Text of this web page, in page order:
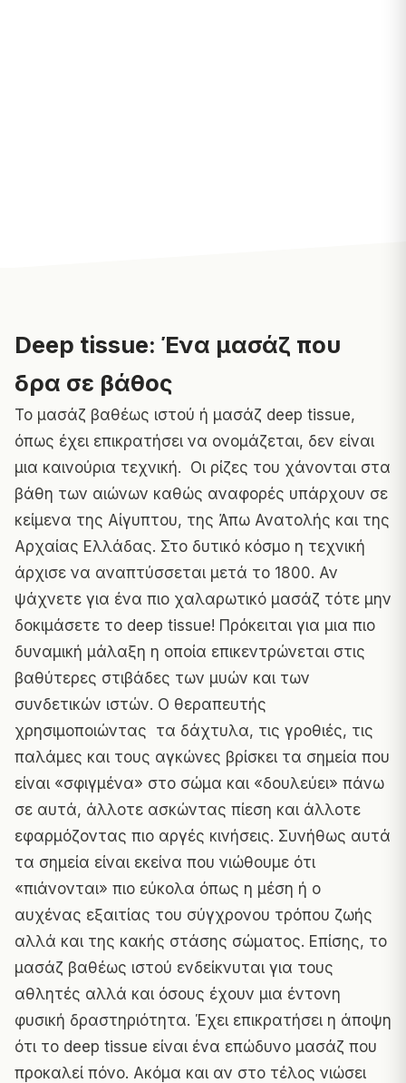
Deep tissue: Ένα μασάζ που
δρα σε βάθος
Το μασάζ βαθέως ιστού ή μασάζ deep tissue,
όπως έχει επικρατήσει να ονομάζεται, δεν είναι
μια καινούρια τεχνική. Οι ρίζες του χάνονται στα
βάθη των αιώνων καθώς αναφορές υπάρχουν σε
κείμενα της Αίγυπτου, της Άπω Ανατολής και της
Αρχαίας Ελλάδας. Στο δυτικό κόσμο η τεχνική
άρχισε να αναπτύσσεται μετά το 1800. Αν
ψάχνετε για ένα πιο χαλαρωτικό μασάζ τότε μην
δοκιμάσετε το deep tissue! Πρόκειται για μια πιο
δυναμική μάλαξη η οποία επικεντρώνεται στις
βαθύτερες στιβάδες των μυών και των
συνδετικών ιστών. Ο θεραπευτής
χρησιμοποιώντας τα δάχτυλα, τις γροθιές, τις
παλάμες και τους αγκώνες βρίσκει τα σημεία που
είναι «σφιγμένα» στο σώμα και «δουλεύει» πάνω
σε αυτά, άλλοτε ασκώντας πίεση και άλλοτε
εφαρμόζοντας πιο αργές κινήσεις. Συνήθως αυτά
τα σημεία είναι εκείνα που νιώθουμε ότι
«πιάνονται» πιο εύκολα όπως η μέση ή ο
αυχένας εξαιτίας του σύγχρονου τρόπου ζωής
αλλά και της κακής στάσης σώματος. Επίσης, το
μασάζ βαθέως ιστού ενδείκνυται για τους
αθλητές αλλά και όσους έχουν μια έντονη
φυσική δραστηριότητα. Έχει επικρατήσει η άποψη
ότι το deep tissue είναι ένα επώδυνο μασάζ που
προκαλεί πόνο. Ακόμα και αν στο τέλος νιώσει